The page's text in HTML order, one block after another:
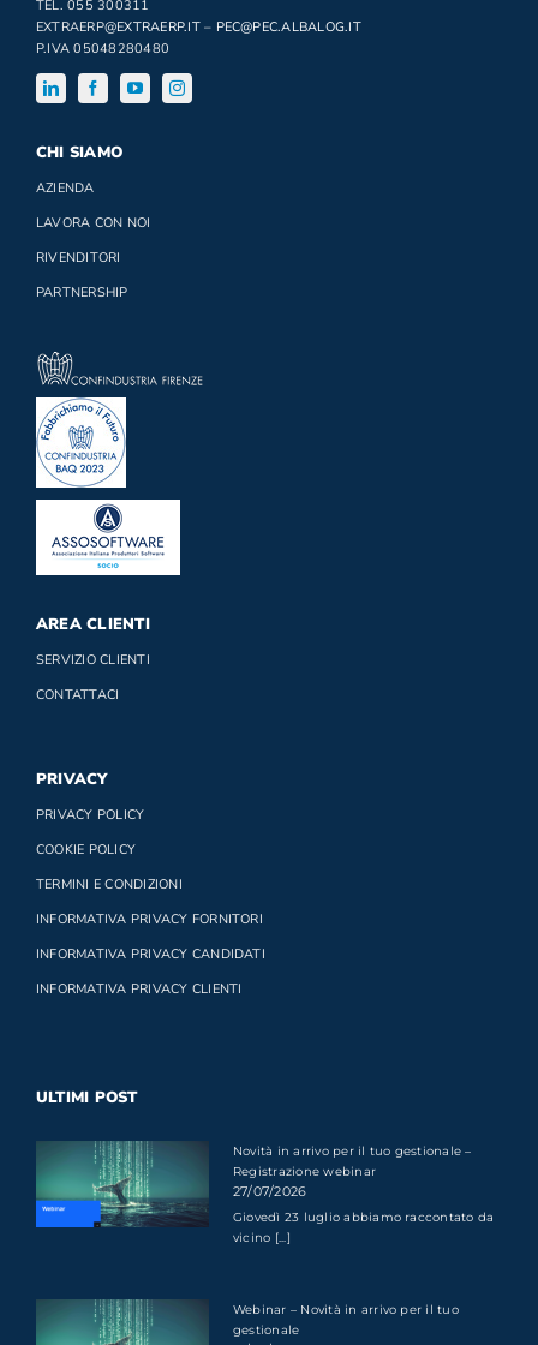
TEL. 055 300311
EXTRAERP@EXTRAERP.IT– PEC@PEC.ALBALOG.IT
P.IVA 05048280480
CHI SIAMO
AZIENDA
LAVORA CON NOI
RIVENDITORI
PARTNERSHIP
AREA CLIENTI
SERVIZIO CLIENTI
CONTATTACI
PRIVACY
PRIVACY POLICY
COOKIE POLICY
TERMINI E CONDIZIONI
INFORMATIVA PRIVACY FORNITORI
INFORMATIVA PRIVACY CANDIDATI
INFORMATIVA PRIVACY CLIENTI
ULTIMI POST
Novità in arrivo per il tuo gestionale –
Registrazione webinar
27/07/2026
Giovedì 23 luglio abbiamo raccontato da
vicino [...]
Webinar – Novità in arrivo per il tuo
gestionale